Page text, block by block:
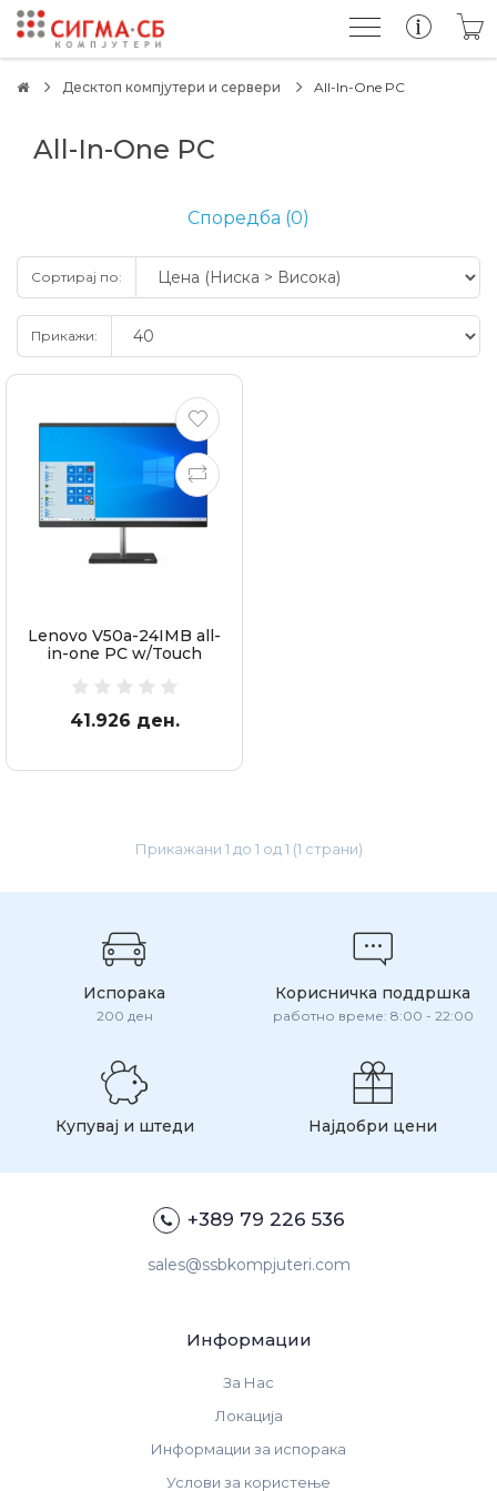
Десктоп компјутери и сервери All-In-One PC
All-In-One PC
Споредба (0)
Сортирај по:
Прикажи:
Lenovo V50a-24IMB all-
in-one PC w/Touch
41.926 ден.
Прикажани 1 до 1 од 1 (1 страни)
Испорака
200 ден
Корисничка поддршка
работно време: 8:00 - 22:00
Купувај и штеди Најдобри цени
+389 79 226 536
sales@ssbkompjuteri.com
Информации
За Нас
Локација
Информации за испорака
Услови за користење